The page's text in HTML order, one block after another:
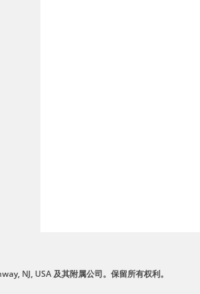
NJ, USA 及其附属公司。保留所有权利。